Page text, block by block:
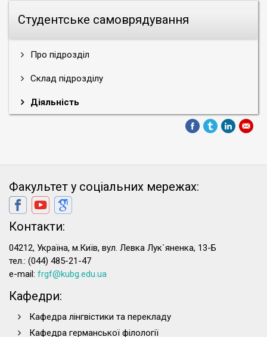
Студентське самоврядування
Про підрозділ
Склад підрозділу
Діяльність
Факультет у соціальних мережах:
Контакти:
04212, Україна, м.Київ, вул. Левка Лук`яненка, 13-Б
тел.: (044) 485-21-47
e-mail: frgf@kubg.edu.ua
Кафедри:
Кафедра лінгвістики та перекладу
Кафедра германської філології